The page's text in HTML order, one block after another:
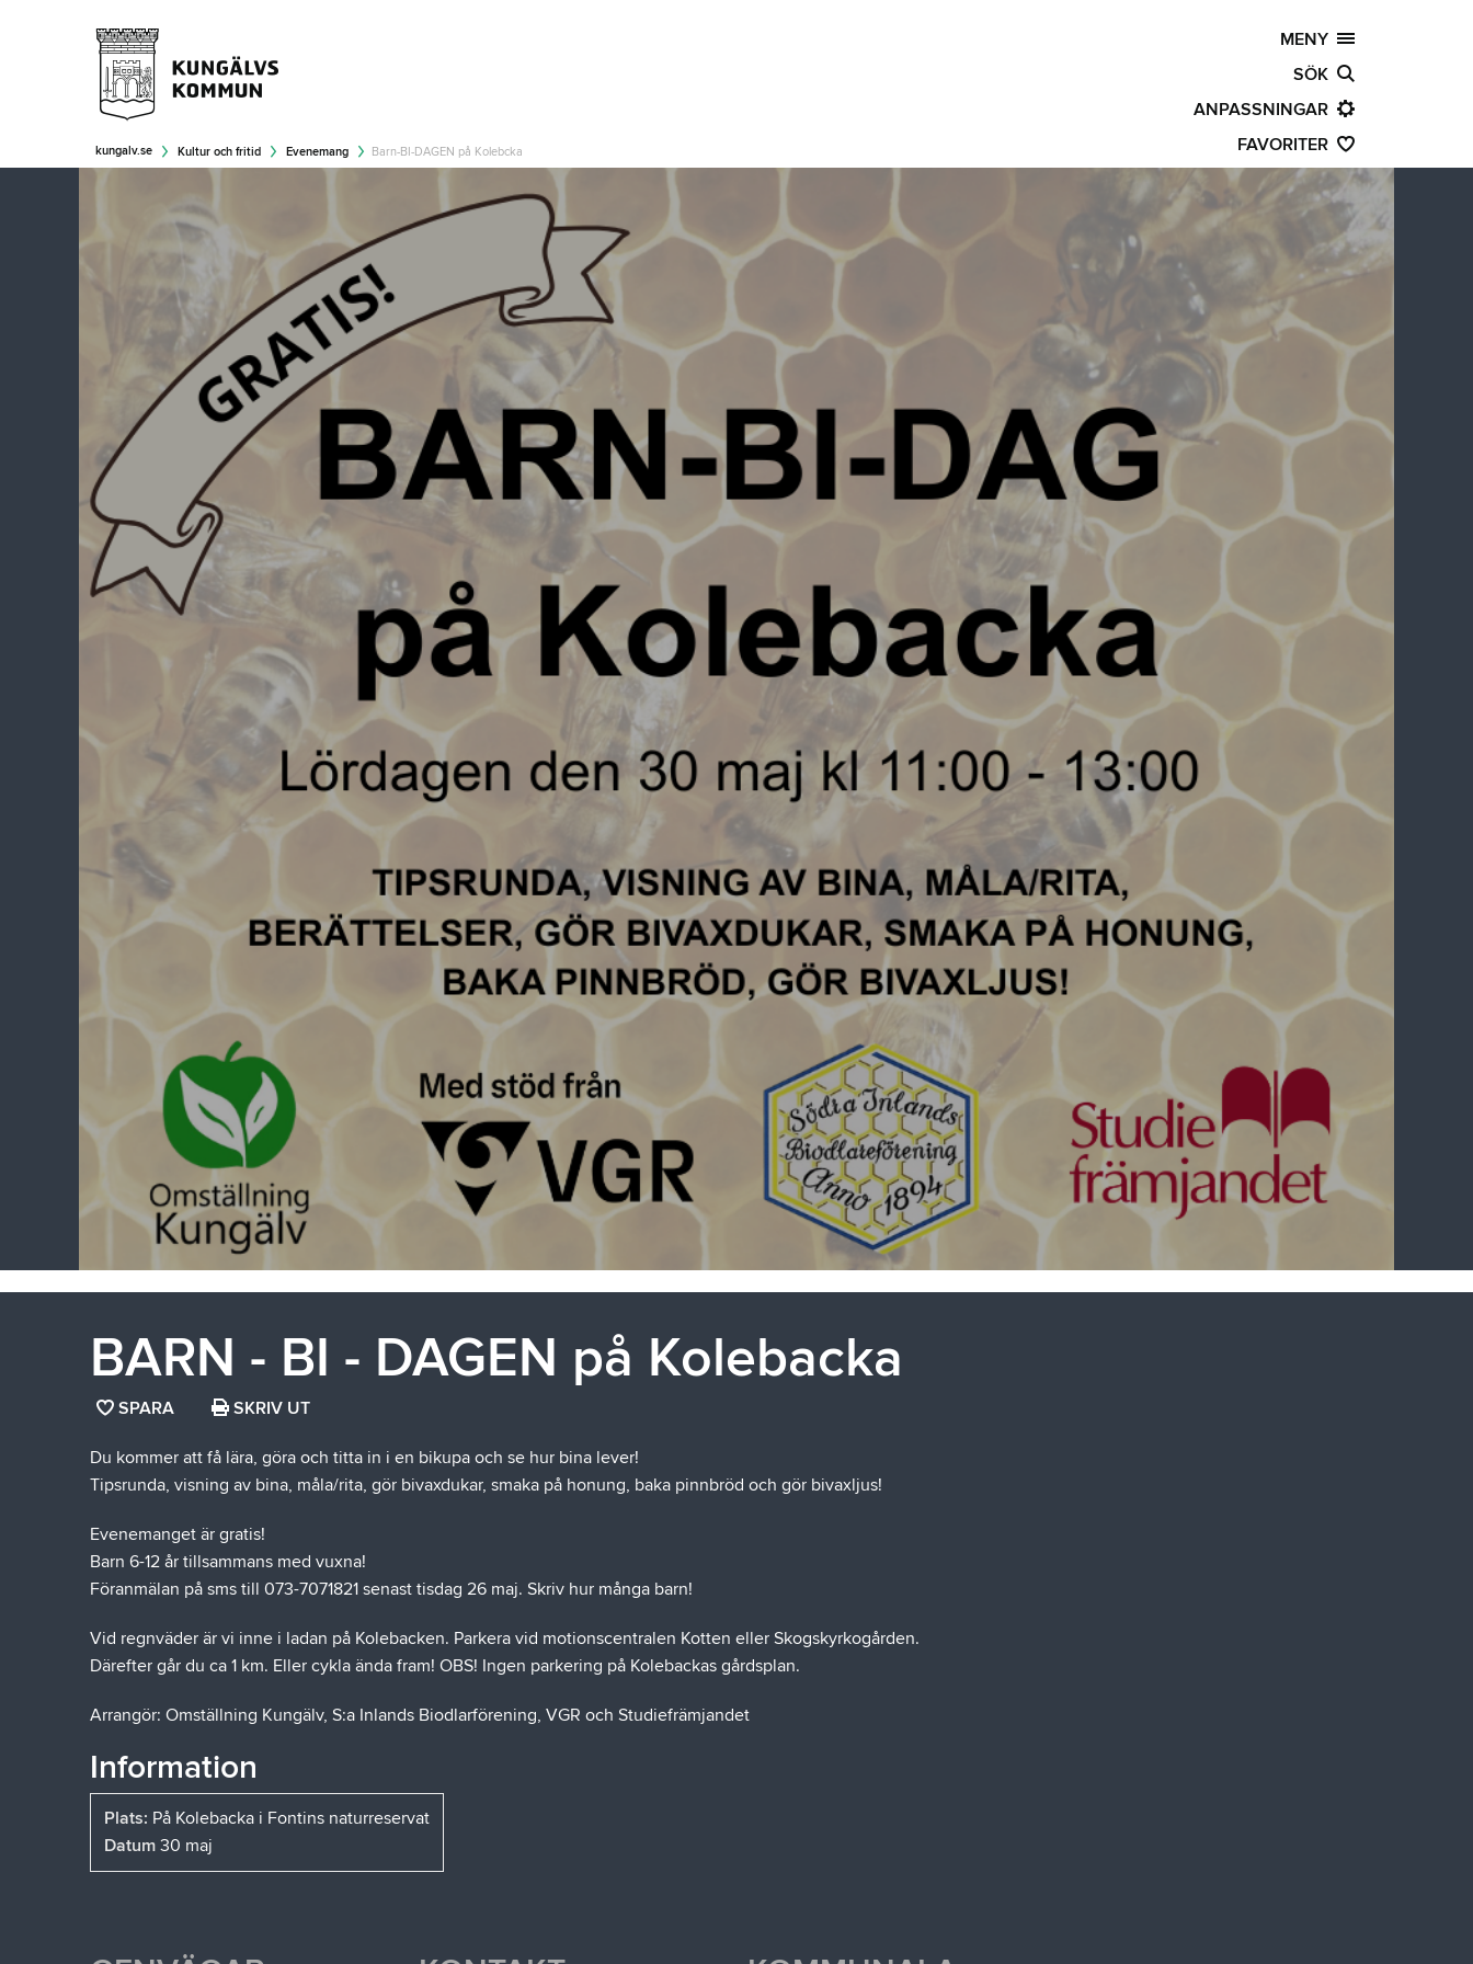
MENY
SÖK
ANPASSNINGAR
FAVORITER
kungalv.se Kultur och fritid Evenemang Barn-BI-DAGEN på Kolebcka
BARN - BI - DAGEN på Kolebacka
SPARA SPARA
SOM
FAVORIT
SKRIV UT
Du kommer att få lära, göra och titta in i en bikupa och se hur bina lever!
Tipsrunda, visning av bina, måla/rita, gör bivaxdukar, smaka på honung, baka pinnbröd och gör bivaxljus!
Evenemanget är gratis!
Barn 6-12 år tillsammans med vuxna!
Föranmälan på sms till 073-7071821 senast tisdag 26 maj. Skriv hur många barn!
Vid regnväder är vi inne i ladan på Kolebacken. Parkera vid motionscentralen Kotten eller Skogskyrkogården.
Därefter går du ca 1 km. Eller cykla ända fram! OBS! Ingen parkering på Kolebackas gårdsplan.
Arrangör: Omställning Kungälv, S:a Inlands Biodlarförening, VGR och Studiefrämjandet
Information
Plats: På Kolebacka i Fontins naturreservat
Datum 30 maj